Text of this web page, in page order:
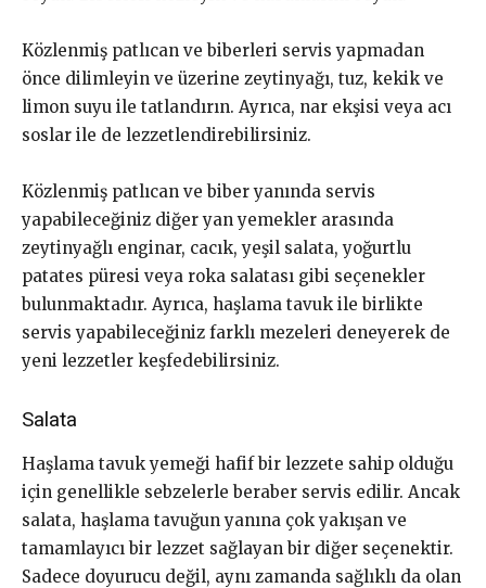
Közlenmiş patlıcan ve biberleri servis yapmadan
önce dilimleyin ve üzerine zeytinyağı, tuz, kekik ve
limon suyu ile tatlandırın. Ayrıca, nar ekşisi veya acı
soslar ile de lezzetlendirebilirsiniz.
Közlenmiş patlıcan ve biber yanında servis
yapabileceğiniz diğer yan yemekler arasında
zeytinyağlı enginar, cacık, yeşil salata, yoğurtlu
patates püresi veya roka salatası gibi seçenekler
bulunmaktadır. Ayrıca, haşlama tavuk ile birlikte
servis yapabileceğiniz farklı mezeleri deneyerek de
yeni lezzetler keşfedebilirsiniz.
Salata
Haşlama tavuk yemeği hafif bir lezzete sahip olduğu
için genellikle sebzelerle beraber servis edilir. Ancak
salata, haşlama tavuğun yanına çok yakışan ve
tamamlayıcı bir lezzet sağlayan bir diğer seçenektir.
Sadece doyurucu değil, aynı zamanda sağlıklı da olan